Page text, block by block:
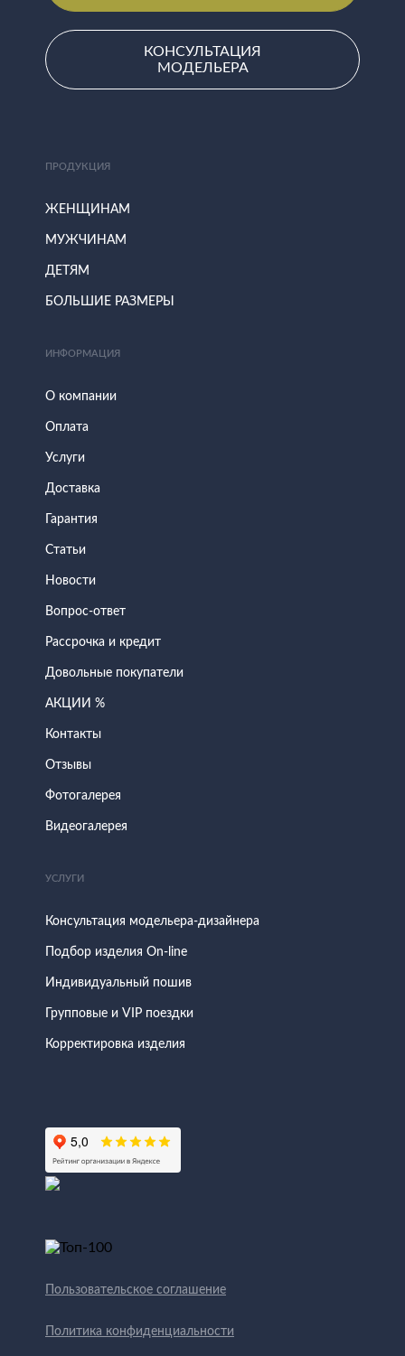
КОНСУЛЬТАЦИЯ
МОДЕЛЬЕРА
ПРОДУКЦИЯ
ЖЕНЩИНАМ
МУЖЧИНАМ
ДЕТЯМ
БОЛЬШИЕ РАЗМЕРЫ
ИНФОРМАЦИЯ
О компании
Оплата
Услуги
Доставка
Гарантия
Статьи
Новости
Вопрос-ответ
Рассрочка и кредит
Довольные покупатели
АКЦИИ %
Контакты
Отзывы
Фотогалерея
Видеогалерея
УСЛУГИ
Консультация модельера-дизайнера
Подбор изделия On-line
Индивидуальный пошив
Групповые и VIP поездки
Корректировка изделия
Пользовательское соглашение
Политика конфиденциальности